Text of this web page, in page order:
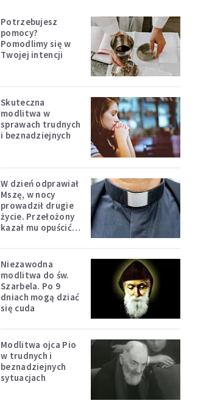
Potrzebujesz
pomocy?
Pomodlimy się w
Twojej intencji
Skuteczna
modlitwa w
sprawach trudnych
i beznadziejnych
W dzień odprawiał
Mszę, w nocy
prowadził drugie
życie. Przełożony
kazał mu opuścić
Niezawodna
modlitwa do św.
Szarbela. Po 9
dniach mogą dziać
się cuda
Modlitwa ojca Pio
w trudnych i
beznadziejnych
sytuacjach